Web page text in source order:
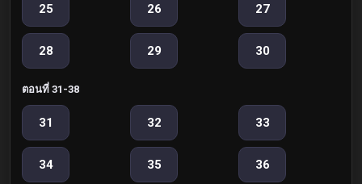
25 26 27
28 29 30
ตอนที่ 31-38
31 32 33
34 35 36